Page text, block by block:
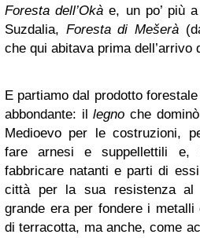
Foresta dell’Okà e, un po’ più
Suzdalia, Foresta di Mešerà
che qui abitava prima dell’arrivo
E partiamo dal prodotto
abbondante: illegno che
Medioevo per le costruzioni,
fare arnesi e suppellettili e,
fabbricare natanti e parti di
città per la sua resistenza al
grande era per fondere i
di terracotta, ma anche, come